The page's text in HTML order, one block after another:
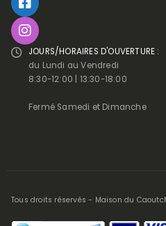
JOURS/HORAIRES D'OUVERTURE :
du Lundi au Vendredi
8:30-12:00 | 13:30-18:00
Fermé Samedi et Dimanche
Tous droits réservés - Maison du